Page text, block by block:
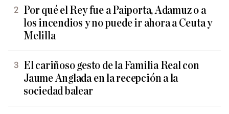
Por qué el Rey fue a Paiporta, Adamuz o a
los incendios y no puede ir ahora a Ceuta y
Melilla
El cariñoso gesto de la Familia Real con
Jaume Anglada en la recepción a la
sociedad balear